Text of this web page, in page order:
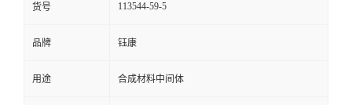
货号 113544-59-5
品牌 钰康
用途 合成材料中间体